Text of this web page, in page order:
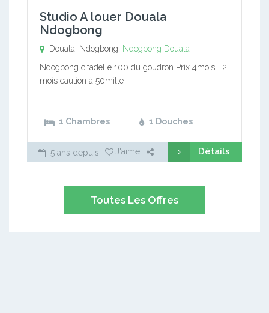
Studio A louer Douala
Ndogbong
Douala, Ndogbong, Ndogbong Douala
Ndogbong citadelle 100 du goudron Prix 4mois + 2
mois caution à 50mille
1 Chambres 1 Douches
5 ans depuis J'aime Détails
Toutes Les Offres